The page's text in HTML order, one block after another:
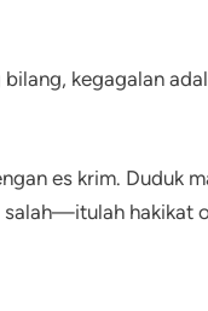
kegagalan
es krim. Duduk
salah—itulah hakikat